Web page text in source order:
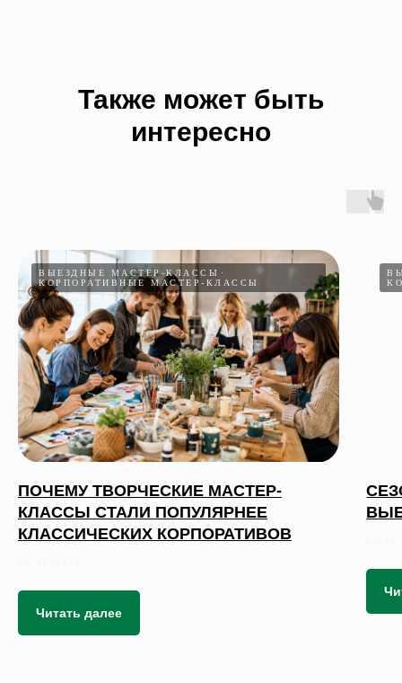
Также может быть
интересно
ВЫЕЗДНЫЕ МАСТЕР-КЛАССЫ
КОРПОРАТИВНЫЕ МАСТЕР-КЛАССЫ
ПОЧЕМУ ТВОРЧЕСКИЕ МАСТЕР-
КЛАССЫ СТАЛИ ПОПУЛЯРНЕЕ
КЛАССИЧЕСКИХ КОРПОРАТИВОВ
Читать далее
868 00 36